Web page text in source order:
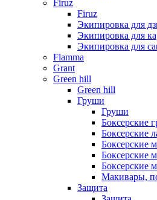
Firuz
Firuz
Экипировка для
Экипировка для
Экипировка для
Flamma
Grant
Green hill
Green hill
Груши
Груши
Боксерские
Боксерские
Боксерские
Боксерские
Боксерские
Макивары,
Защита